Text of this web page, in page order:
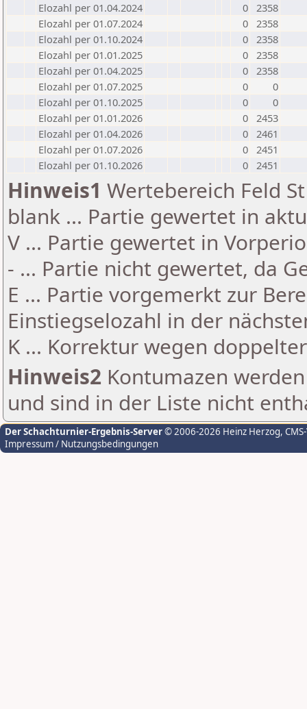
Elozahl per 01.04.2024
0 2358
Elozahl per 01.07.2024
0 2358
Elozahl per 01.10.2024
0 2358
Elozahl per 01.01.2025
0 2358
Elozahl per 01.04.2025
0 2358
Elozahl per 01.07.2025
0
0
Elozahl per 01.10.2025
0
0
Elozahl per 01.01.2026
0 2453
Elozahl per 01.04.2026
0 2461
Elozahl per 01.07.2026
0 2451
Elozahl per 01.10.2026
0 2451
Hinweis1 Wertebereich Feld
blank ... Partie gewertet in
V ... Partie gewertet in
- ... Partie nicht gewertet, da
E ... Partie vorgemerkt zur
Einstiegselozahl in der
K ... Korrektur wegen
Hinweis2 Kontumazen
und sind in der Liste nicht
Der Schachturnier-Ergebnis-Server© 2006-2026 Heinz Herzog,
Impressum / Nutzungsbedingungen